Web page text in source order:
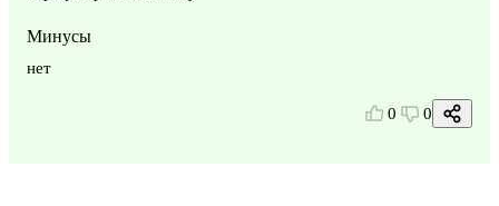
Минусы
нет
0 0